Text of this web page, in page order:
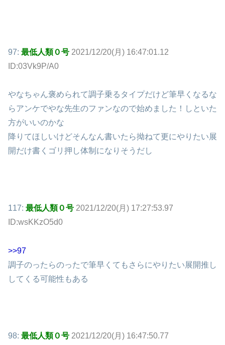
97: 最低人類０号 2021/12/20(月) 16:47:01.12
ID:03Vk9P/A0
やなちゃん褒められて調子乗るタイプだけど筆早くなるな
らアンケでやな先生のファンなので始めました！しといた
方がいいのかな
降りてほしいけどそんなん書いたら拗ねて更にやりたい展
開だけ書くゴリ押し体制になりそうだし
117: 最低人類０号 2021/12/20(月) 17:27:53.97
ID:wsKKzO5d0
>>97
調子のったらのったで筆早くてもさらにやりたい展開推し
してくる可能性もある
98: 最低人類０号 2021/12/20(月) 16:47:50.77